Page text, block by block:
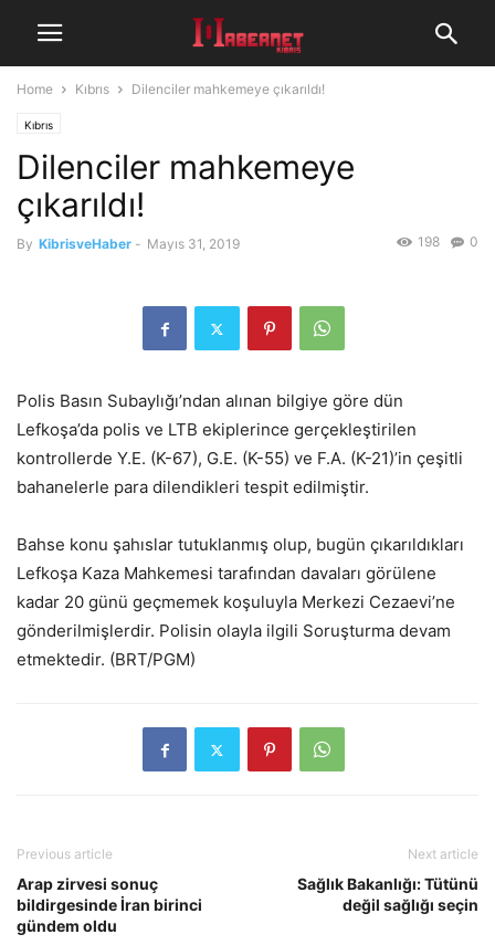
Home Kıbrıs Dilenciler mahkemeye çıkarıldı!
Kıbrıs
Dilenciler mahkemeye
çıkarıldı!
By KibrisveHaber - Mayıs 31, 2019 0
198
Polis Basın Subaylığı’ndan alınan bilgiye göre dün
Lefkoşa’da polis ve LTB ekiplerince gerçekleştirilen
kontrollerde Y.E. (K-67), G.E. (K-55) ve F.A. (K-21)’in çeşitli
bahanelerle para dilendikleri tespit edilmiştir.
Bahse konu şahıslar tutuklanmış olup, bugün çıkarıldıkları
Lefkoşa Kaza Mahkemesi tarafından davaları görülene
kadar 20 günü geçmemek koşuluyla Merkezi Cezaevi’ne
gönderilmişlerdir. Polisin olayla ilgili Soruşturma devam
etmektedir. (BRT/PGM)
Previous article
Arap zirvesi sonuç
bildirgesinde İran birinci
gündem oldu
Next article
Sağlık Bakanlığı: Tütünü
değil sağlığı seçin